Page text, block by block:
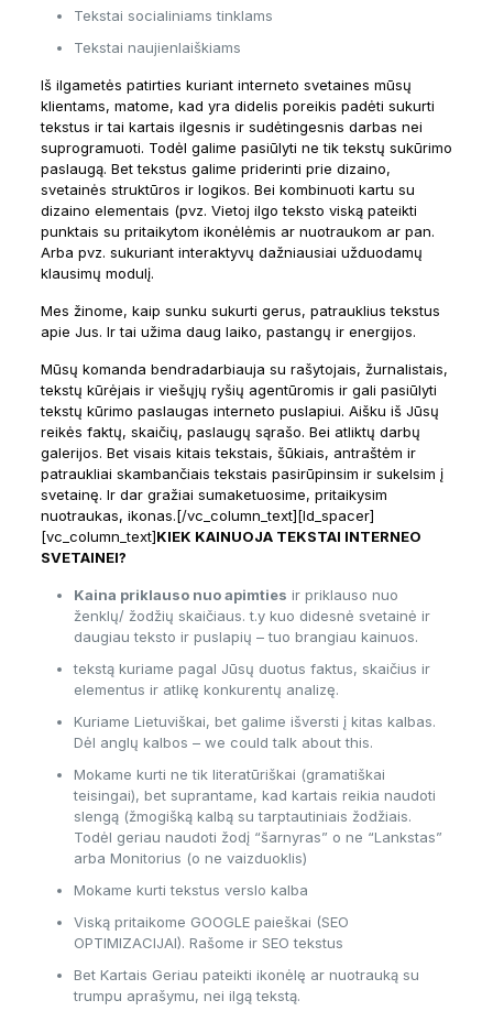
Tekstai socialiniams tinklams
Tekstai naujienlaiškiams
Iš ilgametės patirties kuriant interneto svetaines mūsų
klientams, matome, kad yra didelis poreikis padėti sukurti
tekstus ir tai kartais ilgesnis ir sudėtingesnis darbas nei
suprogramuoti. Todėl galime pasiūlyti ne tik tekstų sukūrimo
paslaugą. Bet tekstus galime priderinti prie dizaino,
svetainės struktūros ir logikos. Bei kombinuoti kartu su
dizaino elementais (pvz. Vietoj ilgo teksto viską pateikti
punktais su pritaikytom ikonėlėmis ar nuotraukom ar pan.
Arba pvz. sukuriant interaktyvų dažniausiai užduodamų
klausimų modulį.
Mes žinome, kaip sunku sukurti gerus, patrauklius tekstus
apie Jus. Ir tai užima daug laiko, pastangų ir energijos.
Mūsų komanda bendradarbiauja su rašytojais, žurnalistais,
tekstų kūrėjais ir viešųjų ryšių agentūromis ir gali pasiūlyti
tekstų kūrimo paslaugas interneto puslapiui. Aišku iš Jūsų
reikės faktų, skaičių, paslaugų sąrašo. Bei atliktų darbų
galerijos. Bet visais kitais tekstais, šūkiais, antraštėm ir
patraukliai skambančiais tekstais pasirūpinsim ir sukelsim į
svetainę. Ir dar gražiai sumaketuosime, pritaikysim
nuotraukas, ikonas.[/vc_column_text][ld_spacer]
[vc_column_text]KIEK KAINUOJA TEKSTAI INTERNEO
SVETAINEI?
Kaina priklauso nuo apimties ir priklauso nuo
ženklų/ žodžių skaičiaus. t.y kuo didesnė svetainė ir
daugiau teksto ir puslapių – tuo brangiau kainuos.
tekstą kuriame pagal Jūsų duotus faktus, skaičius ir
elementus ir atlikę konkurentų analizę.
Kuriame Lietuviškai, bet galime išversti į kitas kalbas.
Dėl anglų kalbos – we could talk about this.
Mokame kurti ne tik literatūriškai (gramatiškai
teisingai), bet suprantame, kad kartais reikia naudoti
slengą (žmogišką kalbą su tarptautiniais žodžiais.
Todėl geriau naudoti žodį “šarnyras” o ne “Lankstas”
arba Monitorius (o ne vaizduoklis)
Mokame kurti tekstus verslo kalba
Viską pritaikome GOOGLE paieškai (SEO
OPTIMIZACIJAI). Rašome ir SEO tekstus
Bet Kartais Geriau pateikti ikonėlę ar nuotrauką su
trumpu aprašymu, nei ilgą tekstą.